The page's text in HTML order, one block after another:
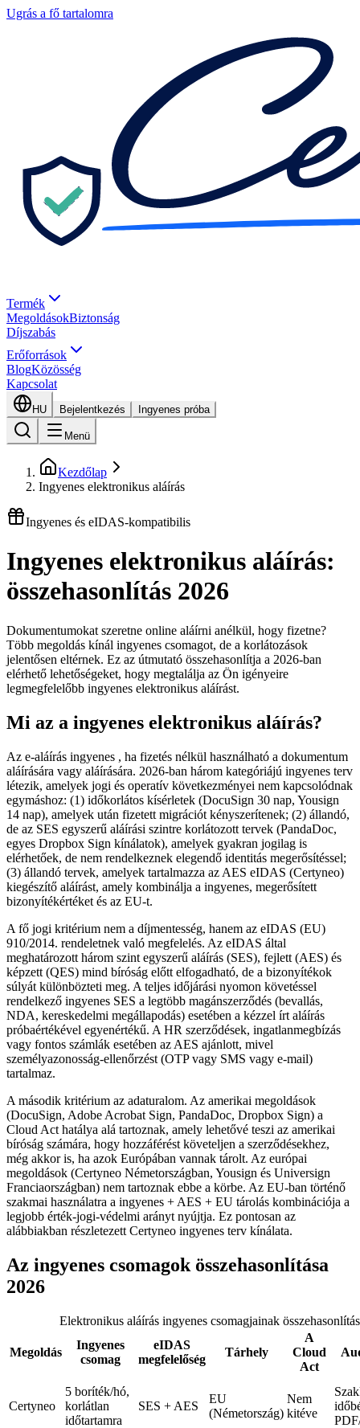
Ugrás a fő tartalomra
Termék
MegoldásokBiztonság
Díjszabás
Erőforrások
BlogKözösség
Kapcsolat
HU Bejelentkezés Ingyenes próba
Menü
Kezdőlap
Ingyenes elektronikus aláírás
Ingyenes és eIDAS-kompatibilis
Ingyenes elektronikus aláírás:
összehasonlítás 2026
Dokumentumokat szeretne online aláírni anélkül, hogy fizetne?
Több megoldás kínál ingyenes csomagot, de a korlátozások
jelentősen eltérnek. Ez az útmutató összehasonlítja a 2026-ban
elérhető lehetőségeket, hogy megtalálja az Ön igényeire
legmegfelelőbb ingyenes elektronikus aláírást.
Mi az a ingyenes elektronikus aláírás?
Az e-aláírás ingyenes , ha fizetés nélkül használható a dokumentum
aláírására vagy aláírására. 2026-ban három kategóriájú ingyenes terv
létezik, amelyek jogi és operatív következményei nem kapcsolódnak
egymáshoz: (1) időkorlátos kísérletek (DocuSign 30 nap, Yousign
14 nap), amelyek után fizetett migrációt kényszerítenek; (2) állandó,
de az SES egyszerű aláírási szintre korlátozott tervek (PandaDoc,
egyes Dropbox Sign kínálatok), amelyek gyakran jogilag is
elérhetőek, de nem rendelkeznek elegendő identitás megerősítéssel;
(3) állandó tervek, amelyek tartalmazza az AES eIDAS (Certyneo)
kiegészítő aláírást, amely kombinálja a ingyenes, megerősített
bizonyítékértéket és az EU-t.
A fő jogi kritérium nem a díjmentesség, hanem az eIDAS (EU)
910/2014. rendeletnek való megfelelés. Az eIDAS által
meghatározott három szint egyszerű aláírás (SES), fejlett (AES) és
képzett (QES) mind bíróság előtt elfogadható, de a bizonyítékok
súlyát különbözteti meg. A teljes időjárási nyomon követéssel
rendelkező ingyenes SES a legtöbb magánszerződés (bevallás,
NDA, kereskedelmi megállapodás) esetében a kézzel írt aláírás
próbaértékével egyenértékű. A HR szerződések, ingatlanmegbízás
vagy fontos számlák esetében az AES ajánlott, mivel
személyazonosság-ellenőrzést (OTP vagy SMS vagy e-mail)
tartalmaz.
A második kritérium az adaturalom. Az amerikai megoldások
(DocuSign, Adobe Acrobat Sign, PandaDoc, Dropbox Sign) a
Cloud Act hatálya alá tartoznak, amely lehetővé teszi az amerikai
bíróság számára, hogy hozzáférést követeljen a szerződésekhez,
még akkor is, ha azok Európában vannak tárolt. Az európai
megoldások (Certyneo Németországban, Yousign és Universign
Franciaországban) nem tartoznak ebbe a körbe. Az EU-ban történő
szakmai használatra a ingyenes + AES + EU tárolás kombinációja a
legjobb érték-jogi-védelmi arányt nyújtja. Ez pontosan az
alábbiakban részletezett Certyneo ingyenes terv kínálata.
Az ingyenes csomagok összehasonlítása
2026
Elektronikus aláírás ingyenes csomagjainak
Megoldás
Ingyenes
csomag
eIDAS
megfelelőség
Tárhely
A
Cloud
Act
Certyneo
5 boríték/hó,
korlátlan
időtartamra
SES + AES
EU
(Németország)
Nem
kitéve